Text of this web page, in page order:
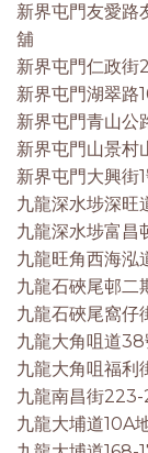
新界屯門友愛
舖
新界屯門仁政街
新界屯門湖翠路
新界屯門青山公
新界屯門山景村
新界屯門大興街
九龍深水埗深
九龍深水埗富昌
九龍旺角西海泓
九龍石硤尾邨二
九龍石硤尾窩仔
九龍大角咀道
九龍大角咀福利
九龍南昌街
九龍大埔道10A